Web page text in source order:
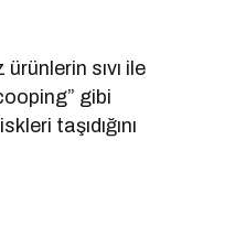
sıvı ile
gibi
taşıdığını